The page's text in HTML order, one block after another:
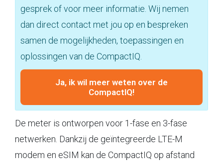
gesprek of voor meer informatie. Wij nemen
dan direct contact met jou op en bespreken
samen de mogelijkheden, toepassingen en
oplossingen van de CompactIQ.
Ja, ik wil meer weten over de
CompactIQ!
De meter is ontworpen voor 1-fase en 3-fase
netwerken. Dankzij de geïntegreerde LTE-M
modem en eSIM kan de CompactIQ op afstand